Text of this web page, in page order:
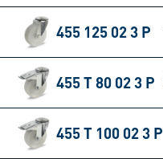
455 125 02 3 P
455 T 80 02 3 P
455 T 100 02 3 P